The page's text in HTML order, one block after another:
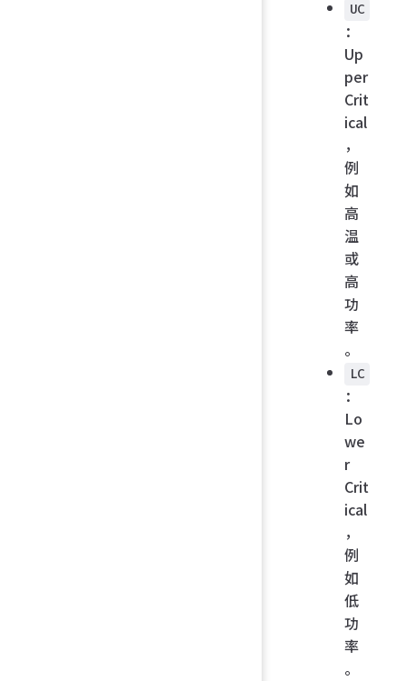
UC
：
Up
per
Crit
ical
，
例
如
高
温
或
高
功
率
。
LC
：
Lo
we
r
Crit
ical
，
例
如
低
功
率
。